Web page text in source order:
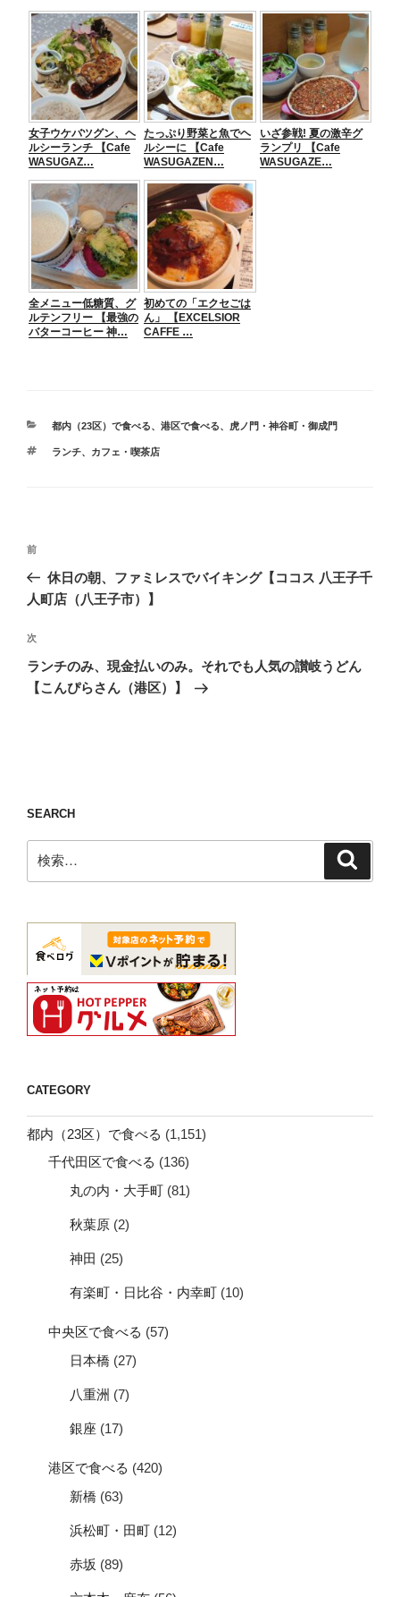
女子ウケバツグン、ヘ
ルシーランチ 【Cafe
WASUGAZ…
たっぷり野菜と魚でヘ
ルシーに 【Cafe
WASUGAZEN…
いざ参戦! 夏の激辛グ
ランプリ 【Cafe
WASUGAZE…
全メニュー低糖質、グ
ルテンフリー 【最強の
バターコーヒー 神…
初めての「エクセごは
ん」 【EXCELSIOR
CAFFE …
カ
ゴ
都内（23区）で食べる、 港区で食べる、 虎ノ門・神谷町・御成門
タ
ランチ、 カフェ・喫茶店
投
ナ
ゲ
ー
シ
前
の
投
前
休日の朝、ファミレスでバイキング【ココス 八王子千
人町店（八王子市）】
次
の
投
次
ランチのみ、現金払いのみ。それでも人気の讃岐うどん
【こんぴらさん（港区）】
SEARCH
索:
CATEGORY
都内（23区）で食べる (1,151)
千代田区で食べる (136)
丸の内・大手町 (81)
秋葉原 (2)
神田 (25)
有楽町・日比谷・内幸町 (10)
中央区で食べる (57)
日本橋 (27)
八重洲 (7)
銀座 (17)
港区で食べる (420)
新橋 (63)
浜松町・田町 (12)
赤坂 (89)